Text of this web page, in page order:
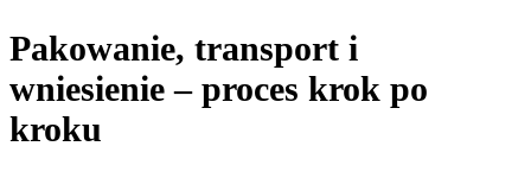
Pakowanie, transport i
wniesienie – proces krok po
kroku